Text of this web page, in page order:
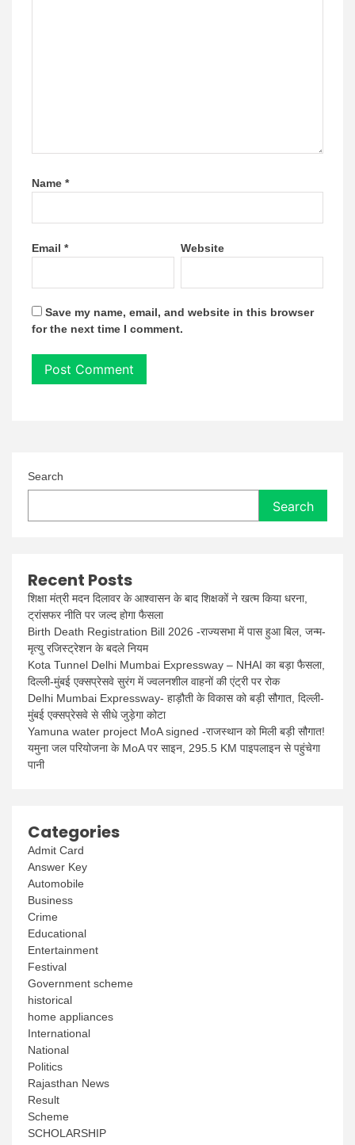
Name *
Email * Website
Save my name, email, and website in this browser
for the next time I comment.
Search
Search
Recent Posts
शिक्षा मंत्री मदन दिलावर के आश्वासन के बाद शिक्षकों ने खत्म किया धरना,
ट्रांसफर नीति पर जल्द होगा फैसला
Birth Death Registration Bill 2026 -राज्यसभा में पास हुआ बिल, जन्म-
मृत्यु रजिस्ट्रेशन के बदले नियम
Kota Tunnel Delhi Mumbai Expressway – NHAI का बड़ा फैसला,
दिल्ली-मुंबई एक्सप्रेसवे सुरंग में ज्वलनशील वाहनों की एंट्री पर रोक
Delhi Mumbai Expressway- हाड़ौती के विकास को बड़ी सौगात, दिल्ली-
मुंबई एक्सप्रेसवे से सीधे जुड़ेगा कोटा
Yamuna water project MoA signed -राजस्थान को मिली बड़ी सौगात!
यमुना जल परियोजना के MoA पर साइन, 295.5 KM पाइपलाइन से पहुंचेगा
पानी
Categories
Admit Card
Answer Key
Automobile
Business
Crime
Educational
Entertainment
Festival
Government scheme
historical
home appliances
International
National
Politics
Rajasthan News
Result
Scheme
SCHOLARSHIP